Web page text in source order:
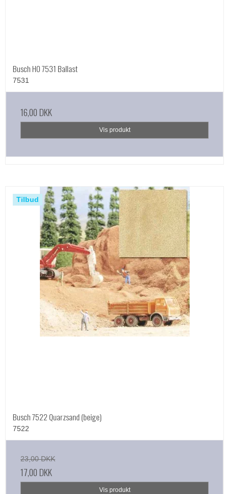
Busch HO 7531 Ballast
7531
16,00 DKK
Vis produkt
Tilbud
Busch 7522 Quarzsand (beige)
7522
23,00 DKK
17,00 DKK
Vis produkt